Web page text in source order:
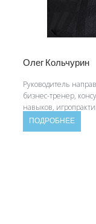
Олег Кольчурин
Руководитель
бизнес-тренер,
навыков,
ПОДРОБНЕЕ